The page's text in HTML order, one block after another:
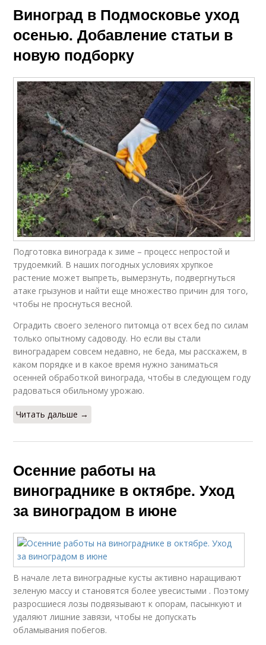
Виноград в Подмосковье уход
осенью. Добавление статьи в
новую подборку
Подготовка винограда к зиме – процесс непростой и
трудоемкий. В наших погодных условиях хрупкое
растение может выпреть, вымерзнуть, подвергнуться
атаке грызунов и найти еще множество причин для того,
чтобы не проснуться весной.
Оградить своего зеленого питомца от всех бед по силам
только опытному садоводу. Но если вы стали
виноградарем совсем недавно, не беда, мы расскажем, в
каком порядке и в какое время нужно заниматься
осенней обработкой винограда, чтобы в следующем году
радоваться обильному урожаю.
Читать дальше →
Осенние работы на
винограднике в октябре. Уход
за виноградом в июне
В начале лета виноградные кусты активно наращивают
зеленую массу и становятся более увесистыми . Поэтому
разросшиеся лозы подвязывают к опорам, пасынкуют и
удаляют лишние завязи, чтобы не допускать
обламывания побегов.